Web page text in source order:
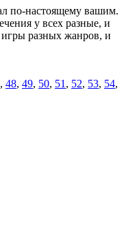
по-настоящему вашим.
у всех разные, и
разных жанров, и
, 48, 49, 50, 51 , 52, 53, 54,